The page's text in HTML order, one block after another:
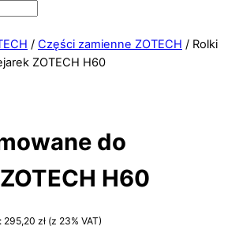
/ Części zamienne ZOTECH / Rolki
ZOTECH H60
do
H60
295,20 zł (z 23% VAT)